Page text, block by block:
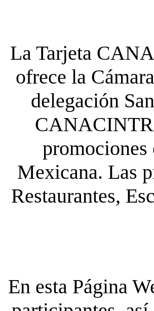
La Tarjeta
ofrece la
delegación
promociones
Mexicana. Las
Restaurantes,
En esta Página